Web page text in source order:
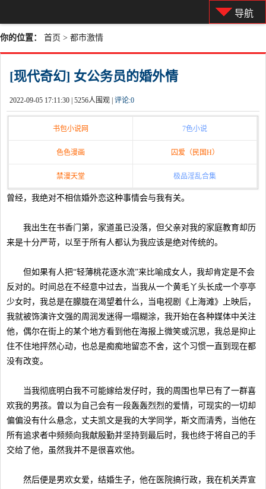
导航
你的位置： 首页 > 都市激情
[现代奇幻] 女公务员的婚外情
2022-09-05 17:11:30 | 5256人围观 | 评论:0
书包小说网 7色小说
色色漫画 囚爱（民国H）
禁漫天堂 极品淫乱合集
曾经，我绝对不相信婚外恋这种事情会与我有关。
我出生在书香门第，家道虽已没落，但父亲对我的家庭教育却历
来是十分严苛，以至于所有人都认为我应该是绝对传统的。
但如果有人把“轻薄桃花逐水流”来比喻成女人，我却肯定是不会
反对的。时间总在不经意中过去，当我从一个黄毛丫头长成一个亭亭
少女时，我总是在朦胧在渴望着什么，当电视剧《上海滩》上映后，
我就被饰演许文强的周润发迷得一塌糊涂，我开始在各种媒体中关注
他，偶尔在街上的某个地方看到他在海报上微笑或沉思，我总是抑止
住不住地抨然心动，也总是痴痴地留恋不舍，这个习惯一直到现在都
没有改变。
当我彻底明白我不可能嫁给发仔时，我的周围也早已有了一群喜
欢我的男孩。曾以为自己会有一段轰轰烈烈的爱情，可现实的一切却
偏偏没有什么悬念，丈夫凯文是我的大学同学，斯文而清秀，当他在
所有追求者中频频向我献殷勤并坚持到最后时，我也终于将自己的手
交给了他，虽然我并不是很喜欢他。
然后便是男欢女爱，结婚生子，他在医院搞行政，我在机关弄宣